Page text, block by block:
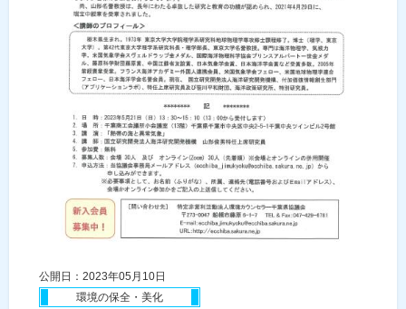
公開日：2023年05月10日
環境の保全・美化